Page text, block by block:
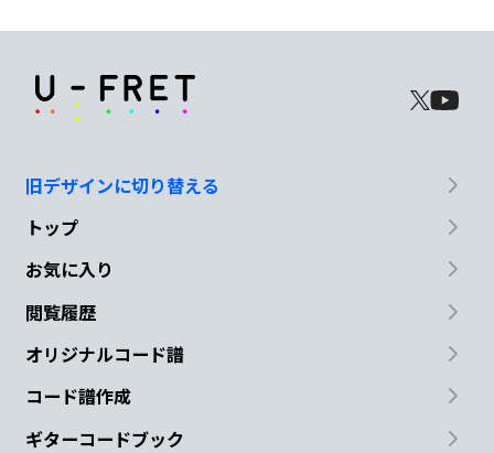
嘘つき
か
この
Cmaj7 B7
旧デザインに切り替える
トップ
お気に入り
閲覧履歴
オリジナルコード譜
コード譜作成
ギターコードブック